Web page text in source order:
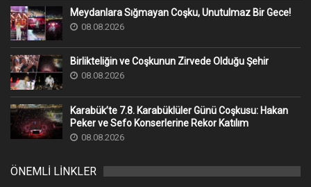
Meydanlara Sığmayan Coşku, Unutulmaz Bir Gece!
08.08.2026
Birlikteliğin ve Coşkunun Zirvede Olduğu Şehir
08.08.2026
Karabük’te 7.8. Karabüklüler Günü Coşkusu: Hakan
Peker ve Sefo Konserlerine Rekor Katılım
08.08.2026
ÖNEMLİ LİNKLER